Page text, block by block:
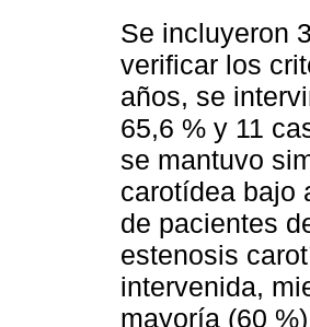
Se incluyeron
verificar los
años, se
65,6 % y 11
se mantuvo
carotídea bajo
de pacientes
estenosis
intervenida,
mayoría (60